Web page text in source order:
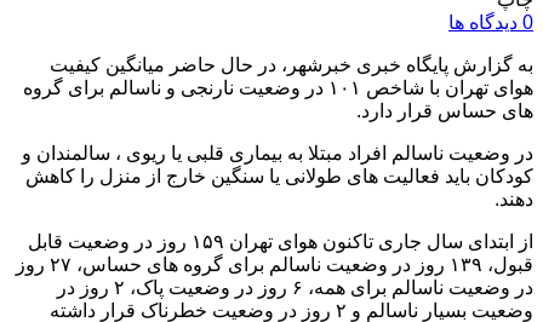
0 دیدگاه ها
به گزارش پایگاه خبری خبرشهر، در حال حاضر میانگین کیفیت
هوای تهران با شاخص ۱۰۱ در وضعیت نارنجی و ناسالم برای گروه
های حساس قرار دارد.
در وضعیت ناسالم افراد مبتلا به بیماری قلبی یا ریوی ، سالمندان و
کودکان باید فعالیت های طولانی یا سنگین خارج از منزل را کاهش
دهند.
از ابتدای سال جاری تاکنون هوای تهران ۱۵۹ روز در وضعیت قابل
قبول، ۱۳۹ روز در وضعیت ناسالم برای گروه های حساس، ۲۷ روز
در وضعیت ناسالم برای همه، ۶ روز در وضعیت پاک، ۲ روز در
وضعیت بسیار ناسالم و ۲ روز در وضعیت خطرناک قرار داشته